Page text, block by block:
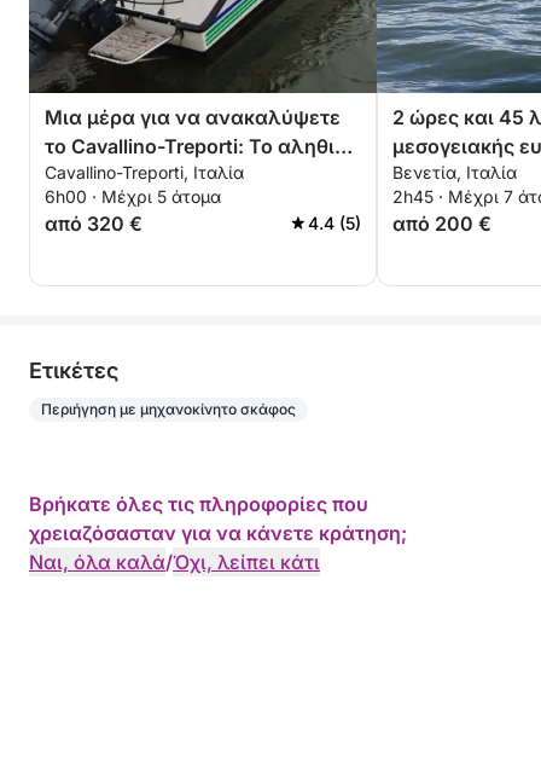
Μια μέρα για να ανακαλύψετε
το Cavallino-Treporti: Το αληθινό
Dolce Vita σε ένα μηχανοκίνητο
σκάφος
Cavallino-Treporti, Ιταλία
6h00 · Μέχρι 5 άτομα
από 320 € 4.4 (5)
2 ώρες και 45
μεσογειακής
Βουτήξτε στο
ανακαλύψτε
από τα κύματα.
Βενετία, Ιταλία
2h45 · Μέχρι 7
από 200 €
Eτικέτες
Περιήγηση με μηχανοκίνητο σκάφος
Βρήκατε όλες τις πληροφορίες που
χρειαζόσασταν για να κάνετε κράτηση;
Ναι, όλα καλά/Όχι, λείπει κάτι